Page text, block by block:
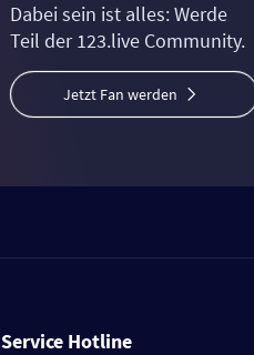
Dabei sein ist alles: Werde
Teil der 123.live Community.
Jetzt Fan werden
Service Hotline